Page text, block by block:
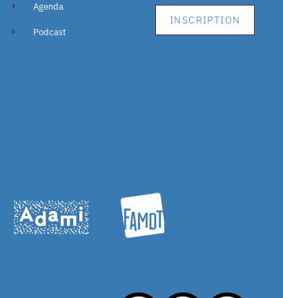
Agenda
Podcast